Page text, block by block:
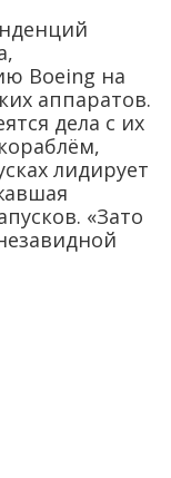
Boeing на
аппаратов.
дела с их
лидирует
«Зато